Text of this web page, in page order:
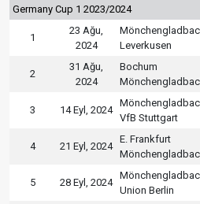
Germany Cup 1 2023/2024
1
23 Ağu,
2024
Leverkusen
2
31 Ağu,
2024
Bochum
3 14 Eyl, 2024
VfB Stuttgart
4 21 Eyl, 2024
E. Frankfurt
5 28 Eyl, 2024
Union Berlin